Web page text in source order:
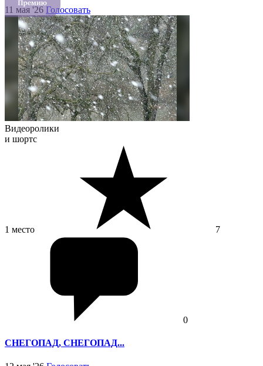
11 мая '26 Голосовать
Видеоролики
и шортс
1 место 7
0
СНЕГОПАД, СНЕГОПАД...